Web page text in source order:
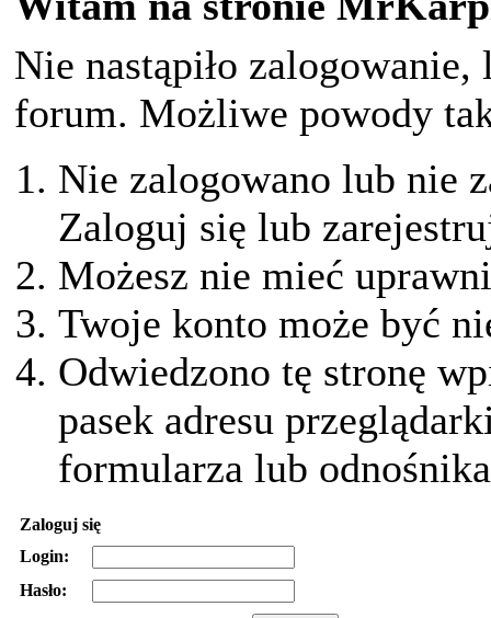
Nie nastąpiło
forum. Możliwe powody
Nie zalogowano lub nie
Zaloguj się lub
Możesz nie mieć
Twoje konto może być
Odwiedzono tę stronę
pasek adresu
formularza lub
Zaloguj się
Login:
Hasło: